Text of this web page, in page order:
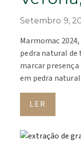
Setembro 9,
Marmomac
pedra natural de
marcar presença
em pedra
LER